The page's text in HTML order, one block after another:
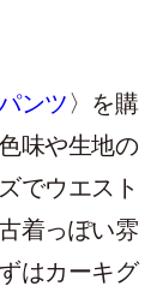
ンツ 〉を購
味や生地の
でウエスト
着っぽい雰
はカーキグ